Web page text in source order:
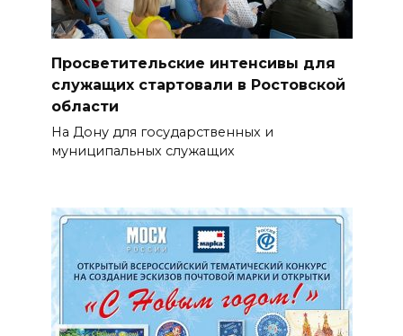
Просветительские интенсивы для
служащих стартовали в Ростовской
области
На Дону для государственных и
муниципальных служащих